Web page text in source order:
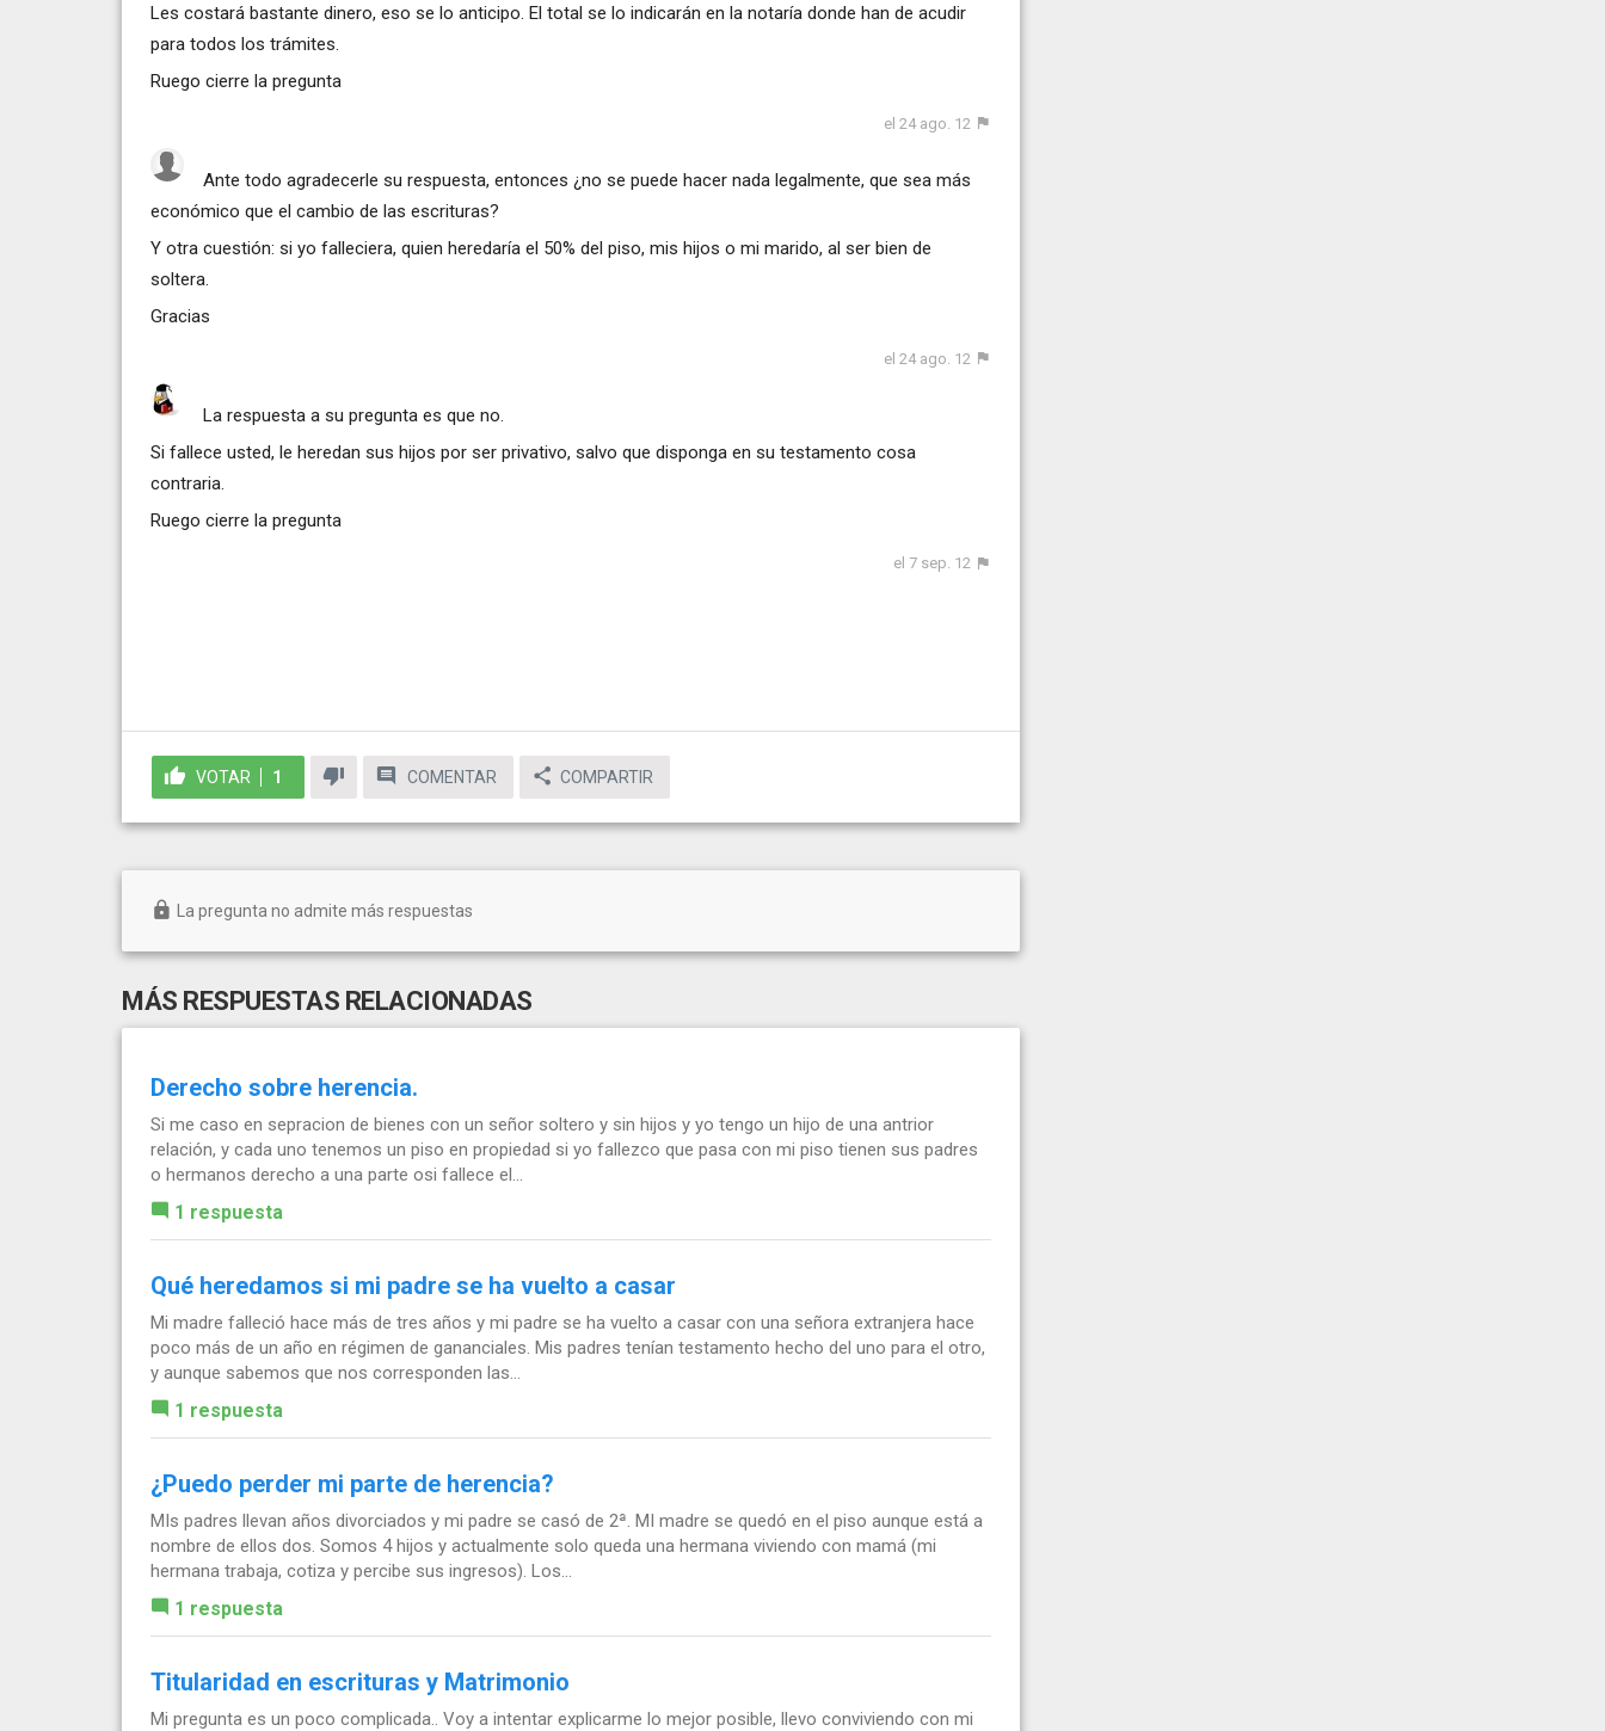
Les costará bastante dinero, eso se lo anticipo. El total se lo indicarán en la notaría donde han de acudir
para todos los trámites.
Ruego cierre la pregunta
el 24 ago. 12
Ante todo agradecerle su respuesta, entonces ¿no se puede hacer nada legalmente, que sea más
económico que el cambio de las escrituras?
Y otra cuestión: si yo falleciera, quien heredaría el 50% del piso, mis hijos o mi marido, al ser bien de
soltera.
Gracias
el 24 ago. 12
La respuesta a su pregunta es que no.
Si fallece usted, le heredan sus hijos por ser privativo, salvo que disponga en su testamento cosa
contraria.
Ruego cierre la pregunta
el 7 sep. 12
VOTAR 1 COMENTAR COMPARTIR
La pregunta no admite más respuestas
MÁS RESPUESTAS RELACIONADAS
Derecho sobre herencia.
Si me caso en sepracion de bienes con un señor soltero y sin hijos y yo tengo un hijo de una antrior
relación, y cada uno tenemos un piso en propiedad si yo fallezco que pasa con mi piso tienen sus padres
o hermanos derecho a una parte osi fallece el...
1 respuesta
Qué heredamos si mi padre se ha vuelto a casar
Mi madre falleció hace más de tres años y mi padre se ha vuelto a casar con una señora extranjera hace
poco más de un año en régimen de gananciales. Mis padres tenían testamento hecho del uno para el otro,
y aunque sabemos que nos corresponden las...
1 respuesta
¿Puedo perder mi parte de herencia?
MIs padres llevan años divorciados y mi padre se casó de 2ª. MI madre se quedó en el piso aunque está a
nombre de ellos dos. Somos 4 hijos y actualmente solo queda una hermana viviendo con mamá (mi
hermana trabaja, cotiza y percibe sus ingresos). Los...
1 respuesta
Titularidad en escrituras y Matrimonio
Mi pregunta es un poco complicada.. Voy a intentar explicarme lo mejor posible, llevo conviviendo con mi